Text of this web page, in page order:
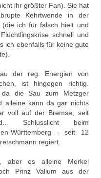
ihr größter Fan). Sie hat
Kehrtwende in der
(die ich für falsch hielt und
schnell und
ich ebenfalls für keine gute
der reg. Energien von
ist hingegen richtig.
die Sau zum Metzger
alleine kann da gar nichts
voll auf der Bremse, seit
Schlusslicht beim
Württemberg - seit 12
regiert.
aber es alleine Merkel
Prinz Valium aus der